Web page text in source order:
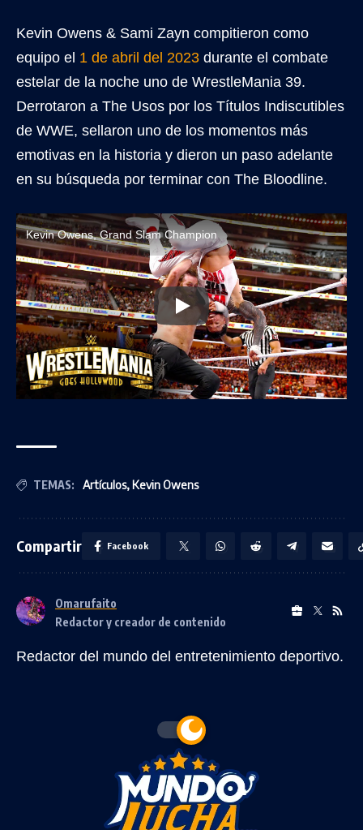
Kevin Owens & Sami Zayn compitieron como
equipo el 1 de abril del 2023 durante el combate
estelar de la noche uno de WrestleMania 39.
Derrotaron a The Usos por los Títulos Indiscutibles
de WWE, sellaron uno de los momentos más
emotivas en la historia y dieron un paso adelante
en su búsqueda por terminar con The Bloodline.
Kevin Owens, Grand Slam Champion
TEMAS: Artículos, Kevin Owens
Compartir Facebook
Omarufaito
Redactor y creador de contenido
Redactor del mundo del entretenimiento deportivo.